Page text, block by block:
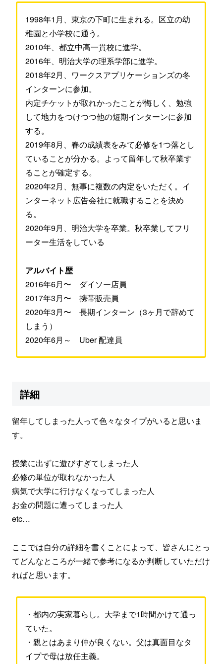
1998年1月、東京の下町に生まれる。区立の幼
稚園と小学校に通う。
2010年、都立中高一貫校に進学。
2016年、明治大学の理系学部に進学。
2018年2月、ワークスアプリケーションズの冬
インターンに参加。
内定チケットが取れかったことが悔しく、勉強
して地力をつけつつ他の短期インターンに参加
する。
2019年8月、春の成績表をみて必修を1つ落とし
ていることが分かる。よって留年して秋卒業す
ることが確定する。
2020年2月、無事に複数の内定をいただく。イ
ンターネット広告会社に就職することを決め
る。
2020年9月、明治大学を卒業。秋卒業してフリ
ーター生活をしている
アルバイト歴
2016年6月〜 ダイソー店員
2017年3月〜 携帯販売員
2020年3月〜 長期インターン（3ヶ月で辞めて
しまう）
2020年6月～ Uber 配達員
詳細
留年してしまった人って色々なタイプがいると思いま
す。
授業に出ずに遊びすぎてしまった人
必修の単位が取れなかった人
病気で大学に行けなくなってしまった人
お金の問題に遭ってしまった人
etc…
ここでは自分の詳細を書くことによって、皆さんにとっ
てどんなところが一緒で参考になるか判断していただけ
ればと思います。
・都内の実家暮らし。大学まで1時間かけて通っ
ていた。
・親とはあまり仲が良くない。父は真面目なタ
イプで母は放任主義。